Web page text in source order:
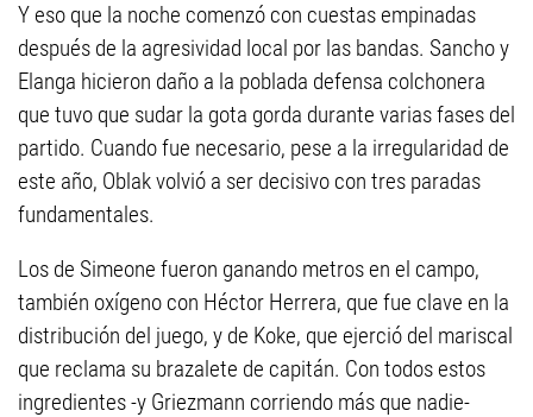
Y eso que la noche comenzó con cuestas empinadas
después de la agresividad local por las bandas. Sancho y
Elanga hicieron daño a la poblada defensa colchonera
que tuvo que sudar la gota gorda durante varias fases del
partido. Cuando fue necesario, pese a la irregularidad de
este año, Oblak volvió a ser decisivo con tres paradas
fundamentales.
Los de Simeone fueron ganando metros en el campo,
también oxígeno con Héctor Herrera, que fue clave en la
distribución del juego, y de Koke, que ejerció del mariscal
que reclama su brazalete de capitán. Con todos estos
ingredientes -y Griezmann corriendo más que nadie-